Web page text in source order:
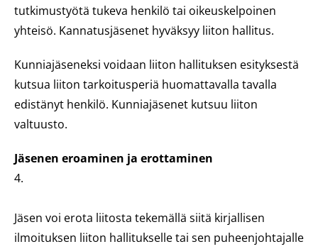
tutkimustyötä tukeva henkilö tai oikeuskelpoinen
yhteisö. Kannatusjäsenet hyväksyy liiton hallitus.
Kunniajäseneksi voidaan liiton hallituksen esityksestä
kutsua liiton tarkoitusperiä huomattavalla tavalla
edistänyt henkilö. Kunniajäsenet kutsuu liiton
valtuusto.
Jäsenen eroaminen ja erottaminen
4.
Jäsen voi erota liitosta tekemällä siitä kirjallisen
ilmoituksen liiton hallitukselle tai sen puheenjohtajalle